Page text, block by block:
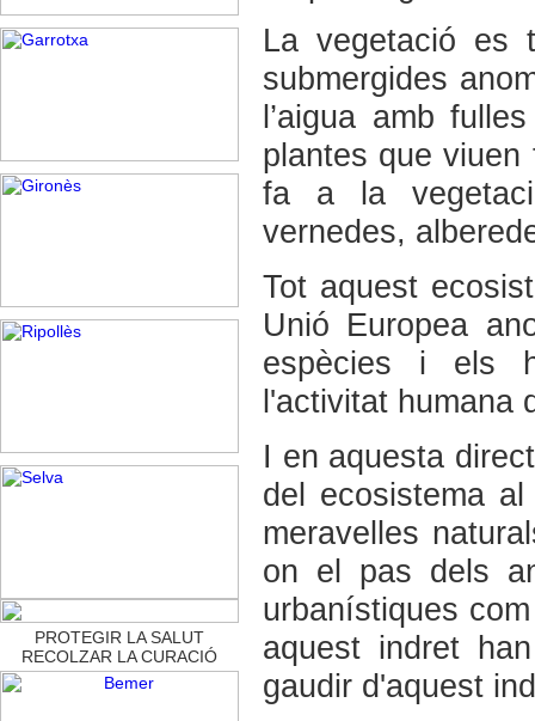
PROTEGIR LA SALUT
RECOLZAR LA CURACIÓ
La vegetació es
submergides
l’aigua amb
plantes que viuen
fa a la
vernedes,
Tot aquest
Unió Europea
espècies i els
l'activitat humana
I en aquesta
del ecosistema
meravelles
on el pas dels
urbanístiques
aquest indret
gaudir d'aquest